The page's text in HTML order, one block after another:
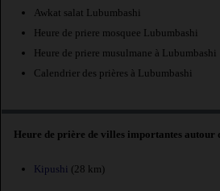
Awkat salat Lubumbashi
Heure de priere mosquee Lubumbashi
Heure de priere musulmane à Lubumbashi
Calendrier des prières à Lubumbashi
Heure de prière de villes importantes autour
Kipushi (28 km)